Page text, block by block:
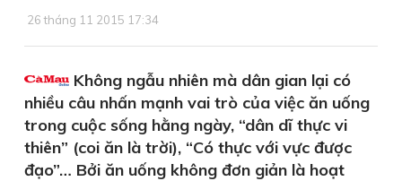
26 tháng 11 2015 17:34
Không ngẫu nhiên mà dân gian lại có
nhiều câu nhấn mạnh vai trò của việc ăn uống
trong cuộc sống hằng ngày, “dân dĩ thực vi
thiên” (coi ăn là trời), “Có thực với vực được
đạo”… Bởi ăn uống không đơn giản là hoạt